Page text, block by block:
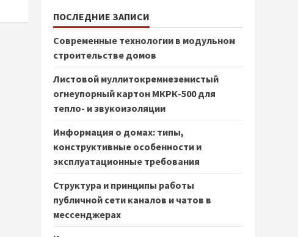
ПОСЛЕДНИЕ ЗАПИСИ
Современные технологии в модульном
строительстве домов
Листовой муллитокремнеземистый
огнеупорный картон МКРК-500 для
тепло- и звукоизоляции
Информация о домах: типы,
конструктивные особенности и
эксплуатационные требования
Структура и принципы работы
публичной сети каналов и чатов в
мессенджерах